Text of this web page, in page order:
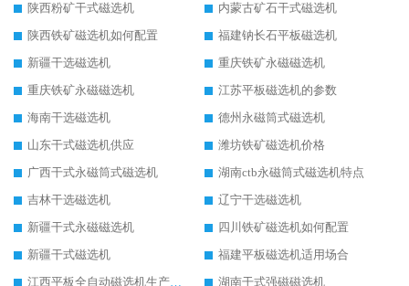
陕西粉矿干式磁选机
内蒙古矿石干式磁选机
陕西铁矿磁选机如何配置
福建钠长石平板磁选机
新疆干选磁选机
重庆铁矿永磁磁选机
重庆铁矿永磁磁选机
江苏平板磁选机的参数
海南干选磁选机
德州永磁筒式磁选机
山东干式磁选机供应
潍坊铁矿磁选机价格
广西干式永磁筒式磁选机
湖南ctb永磁筒式磁选机特点
吉林干选磁选机
辽宁干选磁选机
新疆干式永磁磁选机
四川铁矿磁选机如何配置
新疆干式磁选机
福建平板磁选机适用场合
江西平板全自动磁选机生产厂家
湖南干式强磁磁选机